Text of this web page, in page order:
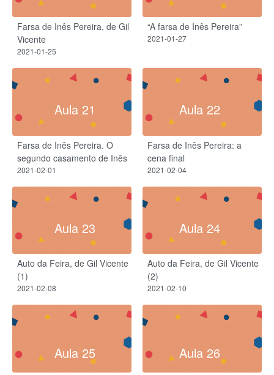
Farsa de Inês Pereira, de Gil
Vicente
2021-01-25
“A farsa de Inês Pereira”
2021-01-27
Aula 21
Farsa de Inês Pereira. O
segundo casamento de Inês
2021-02-01
Aula 22
Farsa de Inês Pereira: a
cena final
2021-02-04
Aula 23
Auto da Feira, de Gil Vicente
(1)
2021-02-08
Aula 24
Auto da Feira, de Gil Vicente
(2)
2021-02-10
Aula 25 Aula 26